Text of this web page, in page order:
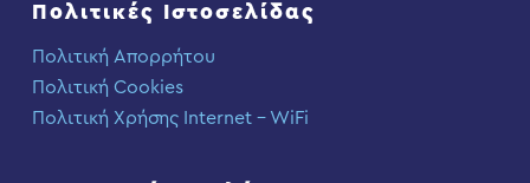
Πολιτικές Ιστοσελίδας
Πολιτική Απορρήτου
Πολιτική Cookies
Πολιτική Χρήσης Internet – WiFi